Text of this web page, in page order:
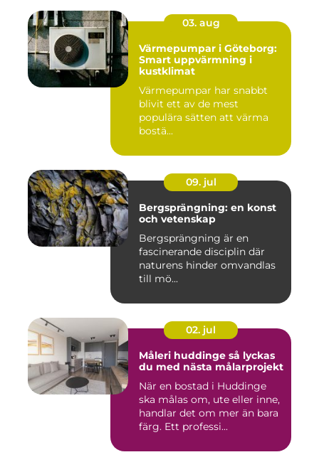
03. aug
Värmepumpar i Göteborg:
Smart uppvärmning i
kustklimat
Värmepumpar har snabbt
blivit ett av de mest
populära sätten att värma
bostä...
09. jul
Bergsprängning: en konst
och vetenskap
Bergsprängning är en
fascinerande disciplin där
naturens hinder omvandlas
till mö...
02. jul
Måleri huddinge så lyckas
du med nästa målarprojekt
När en bostad i Huddinge
ska målas om, ute eller inne,
handlar det om mer än bara
färg. Ett professi...